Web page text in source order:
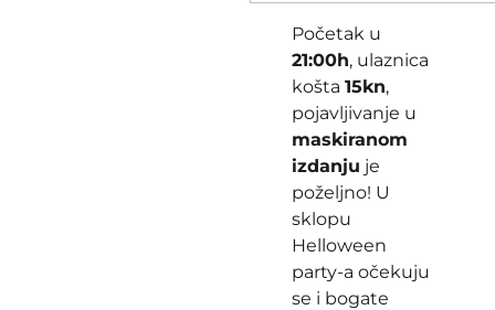
Početak u
21:00h, ulaznica
košta 15kn,
pojavljivanje u
maskiranom
izdanju je
poželjno! U
sklopu
Helloween
party-a očekuju
se i bogate